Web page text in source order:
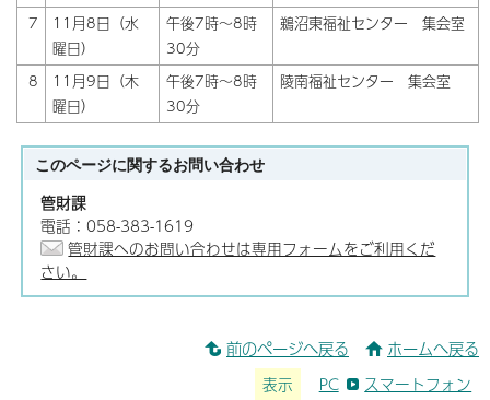
7
11月8日（水
曜日）
午後7時～8時
30分
鵜沼東福祉センター 集会室
8
11月9日（木
曜日）
午後7時～8時
30分
陵南福祉センター 集会室
このページに関するお問い合わせ
管財課
電話：058-383-1619
管財課へのお問い合わせは専用フォームをご利用くだ
さい。
前のページへ戻る ホームへ戻る
表示 PC スマートフォン